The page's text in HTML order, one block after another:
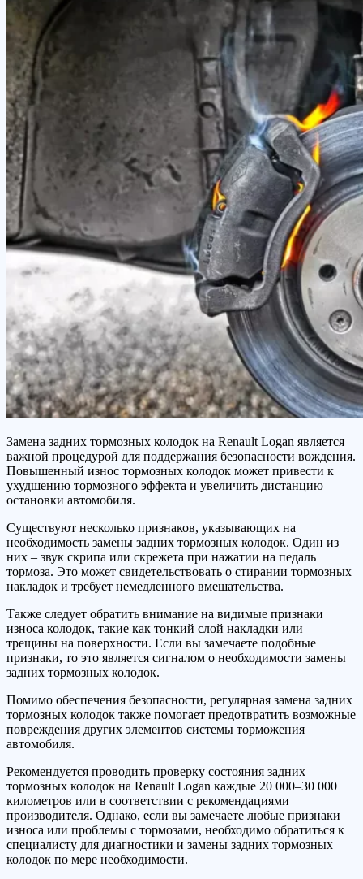
Замена задних тормозных колодок на Renault Logan является
важной процедурой для поддержания безопасности вождения.
Повышенный износ тормозных колодок может привести к
ухудшению тормозного эффекта и увеличить дистанцию
остановки автомобиля.
Существуют несколько признаков, указывающих на
необходимость замены задних тормозных колодок. Один из
них – звук скрипа или скрежета при нажатии на педаль
тормоза. Это может свидетельствовать о стирании тормозных
накладок и требует немедленного вмешательства.
Также следует обратить внимание на видимые признаки
износа колодок, такие как тонкий слой накладки или
трещины на поверхности. Если вы замечаете подобные
признаки, то это является сигналом о необходимости замены
задних тормозных колодок.
Помимо обеспечения безопасности, регулярная замена задних
тормозных колодок также помогает предотвратить возможные
повреждения других элементов системы торможения
автомобиля.
Рекомендуется проводить проверку состояния задних
тормозных колодок на Renault Logan каждые 20 000–30 000
километров или в соответствии с рекомендациями
производителя. Однако, если вы замечаете любые признаки
износа или проблемы с тормозами, необходимо обратиться к
специалисту для диагностики и замены задних тормозных
колодок по мере необходимости.